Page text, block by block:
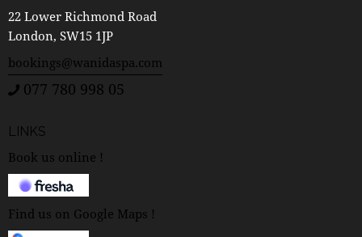
22 Lower Richmond Road
London, SW15 1JP
bookings@wanidaspa.com
077 780 998 05
LINKS
Book us online !
Find us on Google Maps !